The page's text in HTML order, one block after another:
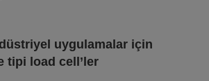
uygulamalar için
tipi load cell’ler